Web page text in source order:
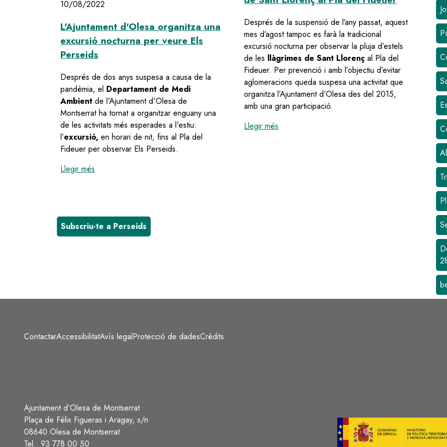
10/08/2022
L'Ajuntament d'Olesa organitza una
excursió nocturna per veure Els
Perseids
Després de dos anys suspesa a causa de la
pandèmia, el Departament de Medi
Ambient de l'Ajuntament d'Olesa de
Montserrat ha tornat a organitzar enguany una
de les activitats més esperades a l'estiu:
l’excursió, en horari de nit, fins al Pla del
Fideuer per observar Els Perseids.
Llegir més
Després de la suspensió de l’any passat, aquest
mes d’agost tampoc es farà la tradicional
excursió nocturna per observar la pluja d’estels
de les llàgrimes de Sant Llorenç al Pla del
Fideuer. Per prevenció i amb l’objectiu d’evitar
aglomeracions queda suspesa una activitat que
organitza l’Ajuntament d’Olesa des del 2015,
amb una gran participació.
Llegir més
Suspesa per segon any consecutiu l’excursió
Subscriu-te a Perseids
Peu
ContactarAccessibilitatAvís legalProtecció de dadesCrèdits
Ajuntament d’Olesa de Montserrat
Plaça de Fèlix Figueras i Aragay, s/n
08640 Olesa de Montserrat
Tel.: 93 778 00 50